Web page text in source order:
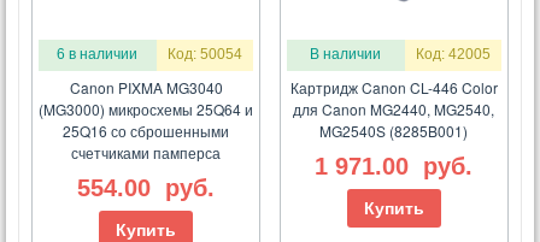
6 в наличии Код: 50054
Canon PIXMA MG3040
(MG3000) микросхемы 25Q64 и
25Q16 со сброшенными
счетчиками памперса
554.00 руб.
Купить
В наличии Код: 42005
Картридж Canon CL-446 Color
для Canon MG2440, MG2540,
MG2540S (8285B001)
1 971.00 руб.
Купить